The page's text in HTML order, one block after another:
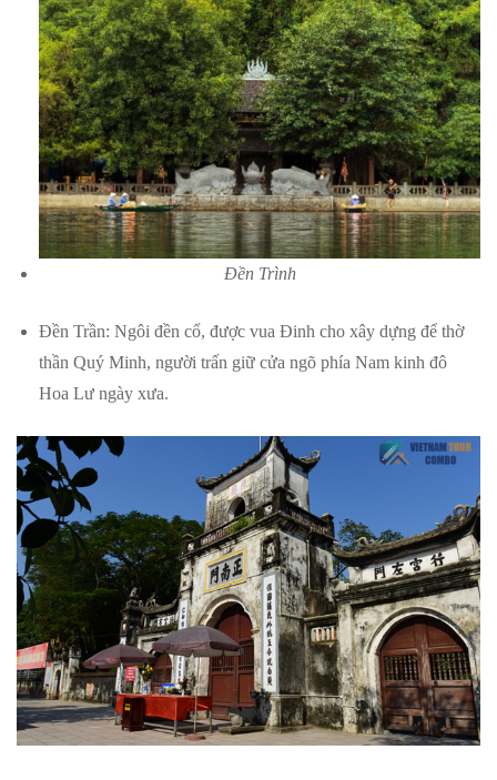
Đền Trình
Đền Trần: Ngôi đền cổ, được vua Đinh cho xây dựng để thờ
thần Quý Minh, người trấn giữ cửa ngõ phía Nam kinh đô
Hoa Lư ngày xưa.